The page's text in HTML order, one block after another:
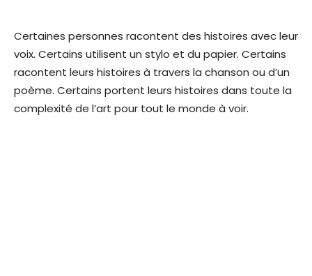
Certaines personnes racontent des histoires avec leur
voix. Certains utilisent un stylo et du papier. Certains
racontent leurs histoires à travers la chanson ou d’un
poème. Certains portent leurs histoires dans toute la
complexité de l’art pour tout le monde à voir.